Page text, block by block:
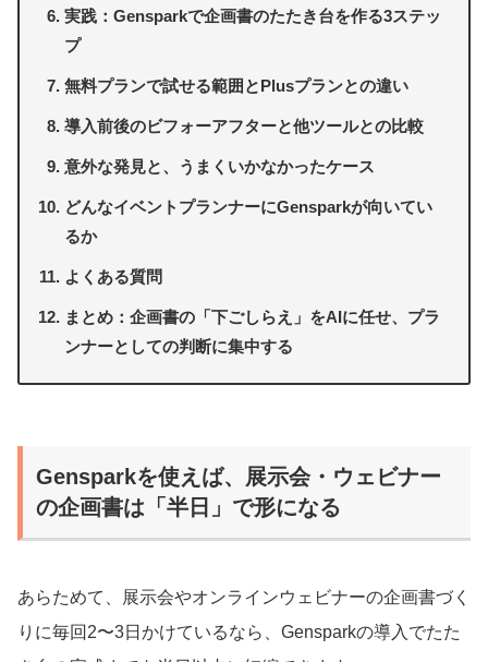
実践：Gensparkで企画書のたたき台を作る3ステッ
プ
無料プランで試せる範囲とPlusプランとの違い
導入前後のビフォーアフターと他ツールとの比較
意外な発見と、うまくいかなかったケース
どんなイベントプランナーにGensparkが向いてい
るか
よくある質問
まとめ：企画書の「下ごしらえ」をAIに任せ、プラ
ンナーとしての判断に集中する
Gensparkを使えば、展示会・ウェビナー
の企画書は「半日」で形になる
あらためて、展示会やオンラインウェビナーの企画書づく
りに毎回2〜3日かけているなら、Gensparkの導入でたた